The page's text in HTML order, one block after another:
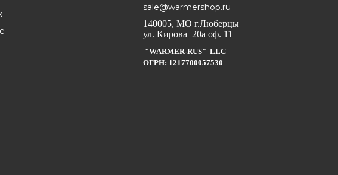
sale@warmershop.ru
140005, МО г.Люберцы
ул. Кирова 20а оф. 11
"WARMER-RUS" LLC
ОГРН: 1217700057530